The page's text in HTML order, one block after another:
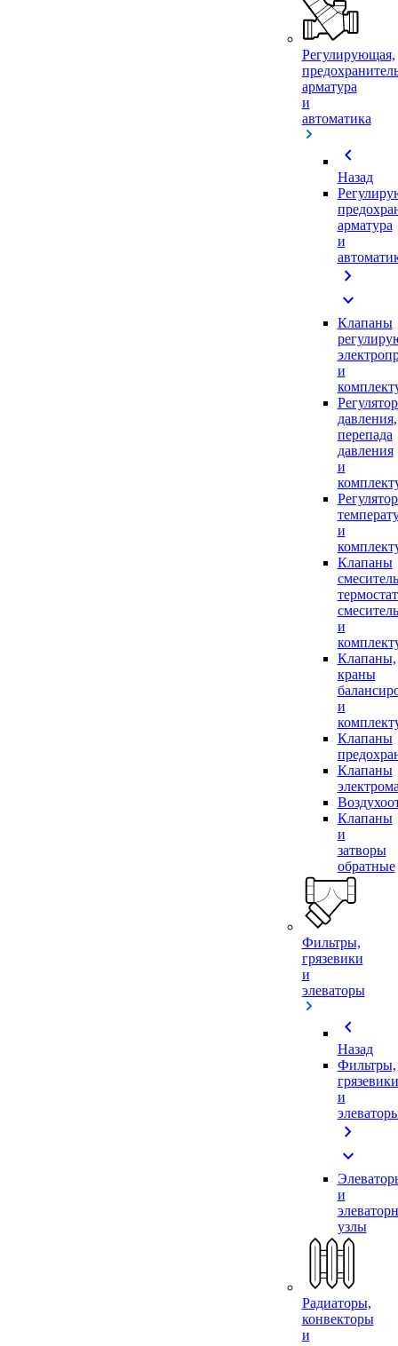
Регулирующая,
арматура
и
автоматика
chevron_left
Назад
арматура
и
chevron_right
expand_more
Клапаны
и
давления,
перепада
давления
и
и
Клапаны
и
Клапаны,
краны
и
Клапаны
Клапаны
Клапаны
и
затворы
обратные
Фильтры,
грязевики
и
элеваторы
chevron_left
Назад
Фильтры,
грязевики
и
chevron_right
expand_more
и
узлы
Радиаторы,
конвекторы
и